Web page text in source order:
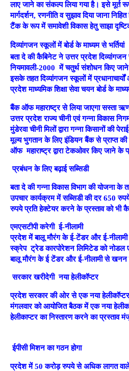
लाए जाने का संकल्प लिया गया है। इसे मूर्त
मार्गदर्शन, रणनीति व सुझाव दिया जाना
टैंक के रूप में समावेशी विकास हेतु साझा
दिव्यांगजन स्कूलों में बोर्ड के माध्यम से भर्तियां
बता दे की कैबिनेट ने उत्तर प्रदेश
नियमावली-2000 में चतुर्थ संशोधन किए
इसके तहत दिव्यांगजन स्कूलों में प्रधानाचार्यों
प्रदेश माध्यमिक शिक्षा सेवा चयन बोर्ड के
बैंक ऑफ महाराष्ट्र से लिया जाएगा सस्ता
उत्तर प्रदेश राज्य चीनी एवं गन्ना विकास
मुंडेरवा चीनी मिलों द्वारा गन्ना किसानों की
मूल्य भुगतान के लिए इंडियन बैंक से प्राप्त
ऑफ महाराष्ट्र द्वारा टेकओवर किए जाने के
प्रबंधन के लिए बढ़ाई सब्सिडी
बता दे की गन्ना विकास विभाग की योजना के
उपचार कार्यक्रम में सब्सिडी की दर 650
रुपये प्रति हेक्टेयर करने के प्रस्ताव को भी
एमएसटीपी करेगी ई-नीलामी
प्रदेश में बालू मौरंग के ई-टेंडर और ई-
स्क्रेप ट्रेड कारपोरेशन लिमिटेड को नोडल
बालू मौरंग के ई टेंडर और ई-नीलामी से खनन
सरकार खरीदेगी नया हेलीकॉप्टर
प्रदेश सरकार की ओर से एक नया हेलीकॉप्टर
मंगलवार को आयोजित बैठक में एक नया
हेलीकाप्टर का निस्तारण करने का प्रस्ताव
ईपीसी मिशन का गठन होगा
प्रदेश में 50 करोड़ रुपये से अधिक लागत वाले